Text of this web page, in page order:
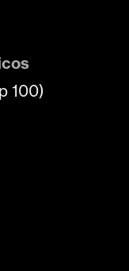
100)